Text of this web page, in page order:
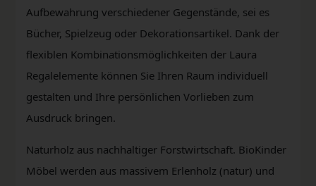
Aufbewahrung verschiedener Gegenstände, sei es
Bücher, Spielzeug oder Dekorationsartikel. Dank der
flexiblen Kombinationsmöglichkeiten der Laura
Regalelemente können Sie Ihren Raum individuell
gestalten und Ihre persönlichen Vorlieben zum
Ausdruck bringen.
Naturholz aus nachhaltiger Forstwirtschaft. BioKinder
Möbel werden aus massivem Erlenholz (natur) und